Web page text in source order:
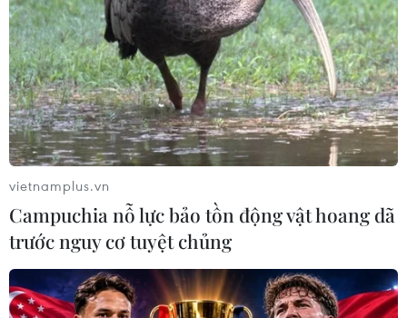
vietnamplus.vn
Campuchia nỗ lực bảo tồn động vật hoang dã
trước nguy cơ tuyệt chủng